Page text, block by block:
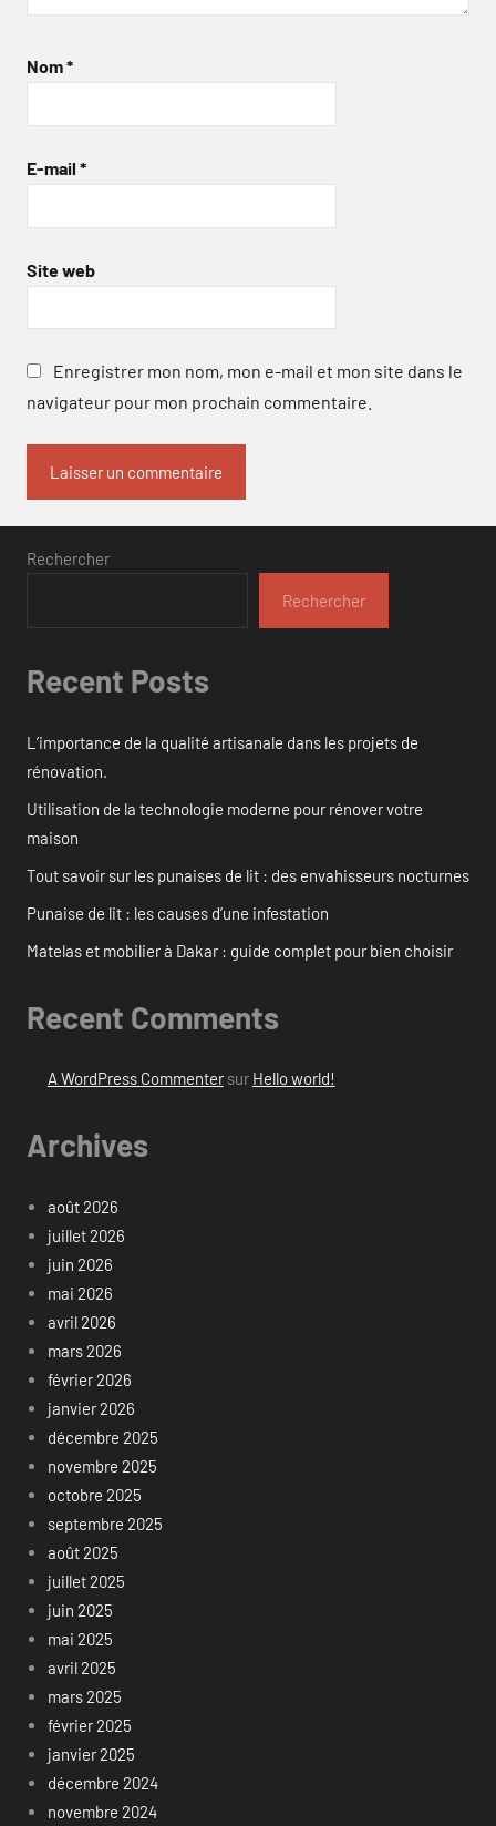
Nom*
E-mail *
Site web
Enregistrer mon nom, mon e-mail et mon site dans le
navigateur pour mon prochain commentaire.
Rechercher
Rechercher
Recent Posts
L’importance de la qualité artisanale dans les projets de
rénovation.
Utilisation de la technologie moderne pour rénover votre
maison
Tout savoir sur les punaises de lit : des envahisseurs nocturnes
Punaise de lit : les causes d’une infestation
Matelas et mobilier à Dakar : guide complet pour bien choisir
Recent Comments
A WordPress Commentersur Hello world!
Archives
août 2026
juillet 2026
juin 2026
mai 2026
avril 2026
mars 2026
février 2026
janvier 2026
décembre 2025
novembre 2025
octobre 2025
septembre 2025
août 2025
juillet 2025
juin 2025
mai 2025
avril 2025
mars 2025
février 2025
janvier 2025
décembre 2024
novembre 2024